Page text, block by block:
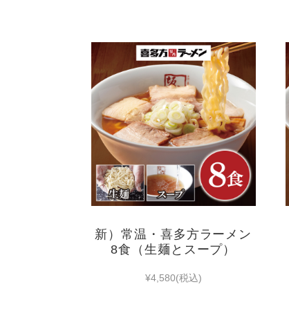
新）常温・喜多方ラーメン
8食（生麺とスープ）
¥4,580(税込)